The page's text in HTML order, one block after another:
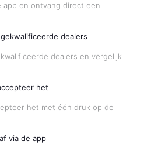
app en ontvang direct een
dealers
dealers en vergelijk
het
het met één druk op de
via de app